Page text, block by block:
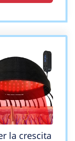
la crescita